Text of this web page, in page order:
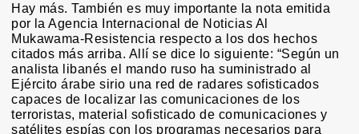
Hay más. También es muy importante la nota emitida
por la Agencia Internacional de Noticias Al
Mukawama-Resistencia respecto a los dos hechos
citados más arriba. Allí se dice lo siguiente: “Según un
analista libanés el mando ruso ha suministrado al
Ejército árabe sirio una red de radares sofisticados
capaces de localizar las comunicaciones de los
terroristas, material sofisticado de comunicaciones y
satélites espías con los programas necesarios para